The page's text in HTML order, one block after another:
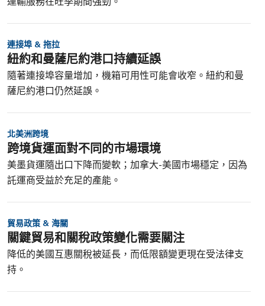
連接埠 & 拖拉
紐約和曼薩尼約港口持續延誤
隨著連接埠容量增加，機箱可用性可能會收窄。紐約和曼
薩尼約港口仍然延誤。
北美洲跨境
跨境貨運面對不同的市場環境
美墨貨運隨出口下降而變軟；加拿大-美國市場穩定，因為
託運商受益於充足的產能。
貿易政策 & 海關
關鍵貿易和關稅政策變化需要關注
降低的美國互惠關稅被延長，而低限額變更現在受法律支
持。